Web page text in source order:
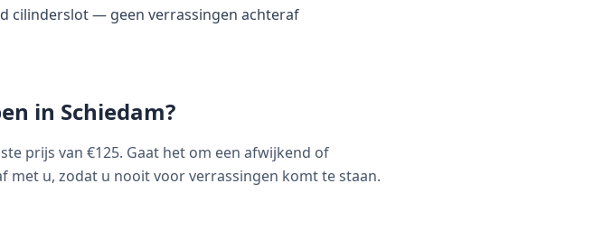
cilinderslot — geen verrassingen achteraf
in Schiedam?
prijs van €125. Gaat het om een afwijkend of
met u, zodat u nooit voor verrassingen komt te staan.